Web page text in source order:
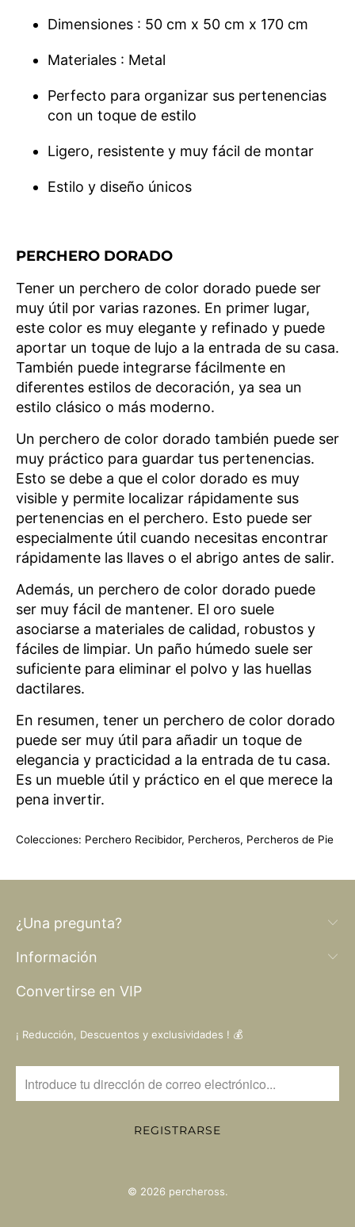
Dimensiones : 50 cm x 50 cm x 170 cm
Materiales : Metal
Perfecto para organizar sus pertenencias
con un toque de estilo
Ligero, resistente y muy fácil de montar
Estilo y diseño únicos
PERCHERO DORADO
Tener un perchero de color dorado puede ser
muy útil por varias razones. En primer lugar,
este color es muy elegante y refinado y puede
aportar un toque de lujo a la entrada de su casa.
También puede integrarse fácilmente en
diferentes estilos de decoración, ya sea un
estilo clásico o más moderno.
Un perchero de color dorado también puede ser
muy práctico para guardar tus pertenencias.
Esto se debe a que el color dorado es muy
visible y permite localizar rápidamente sus
pertenencias en el perchero. Esto puede ser
especialmente útil cuando necesitas encontrar
rápidamente las llaves o el abrigo antes de salir.
Además, un perchero de color dorado puede
ser muy fácil de mantener. El oro suele
asociarse a materiales de calidad, robustos y
fáciles de limpiar. Un paño húmedo suele ser
suficiente para eliminar el polvo y las huellas
dactilares.
En resumen, tener un perchero de color dorado
puede ser muy útil para añadir un toque de
elegancia y practicidad a la entrada de tu casa.
Es un mueble útil y práctico en el que merece la
pena invertir.
Colecciones: Perchero Recibidor, Percheros, Percheros de Pie
¿Una pregunta?
Información
Convertirse en VIP
¡ Reducción, Descuentos y exclusividades ! 💰
© 2026 percheross.